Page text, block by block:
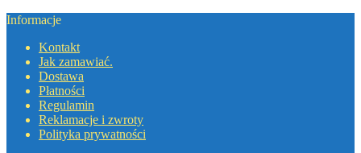
Informacje
Kontakt
Jak zamawiać.
Dostawa
Płatności
Regulamin
Reklamacje i zwroty
Polityka prywatności